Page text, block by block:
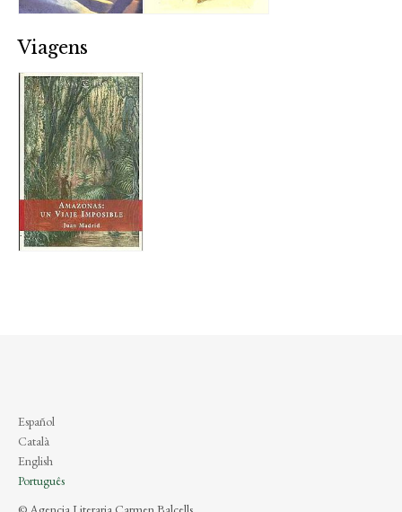
Viagens
Español
Català
English
Português